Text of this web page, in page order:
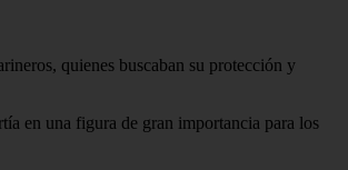
quienes buscaban su protección y
en una figura de gran importancia para los